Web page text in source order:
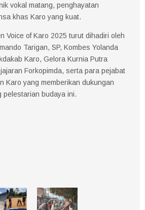
vokal matang, penghayatan
khas Karo yang kuat.
Voice of Karo 2025 turut dihadiri oleh
Tarigan, SP, Kombes Yolanda
Karo, Gelora Kurnia Putra
Forkopimda, serta para pejabat
Karo yang memberikan dukungan
pelestarian budaya ini.